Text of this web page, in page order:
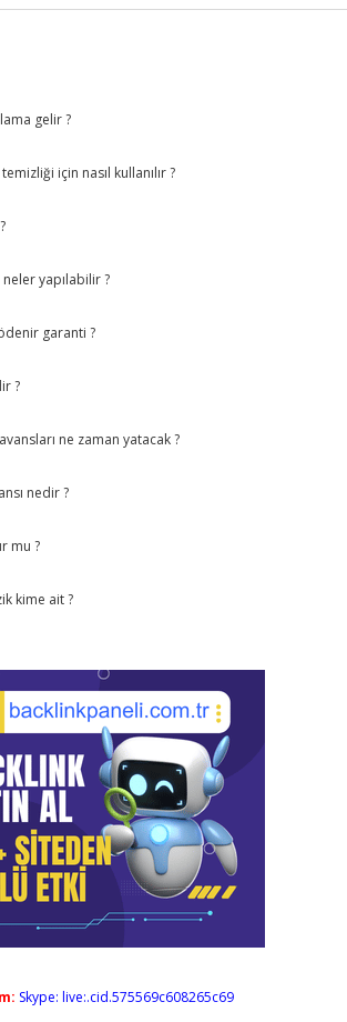
gelir ?
için nasıl kullanılır ?
yapılabilir ?
garanti ?
?
ne zaman yatacak ?
nedir ?
mu ?
kime ait ?
Skype: live:.cid.575569c608265c69